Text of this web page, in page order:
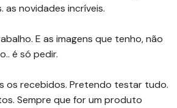
as novidades incríveis.
E as imagens que tenho, não
é só pedir.
os recebidos. Pretendo testar tudo.
Sempre que for um produto